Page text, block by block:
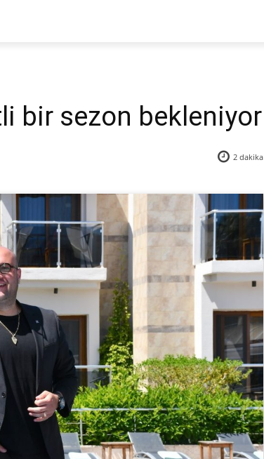
bir sezon bekleniyor
2 dakika